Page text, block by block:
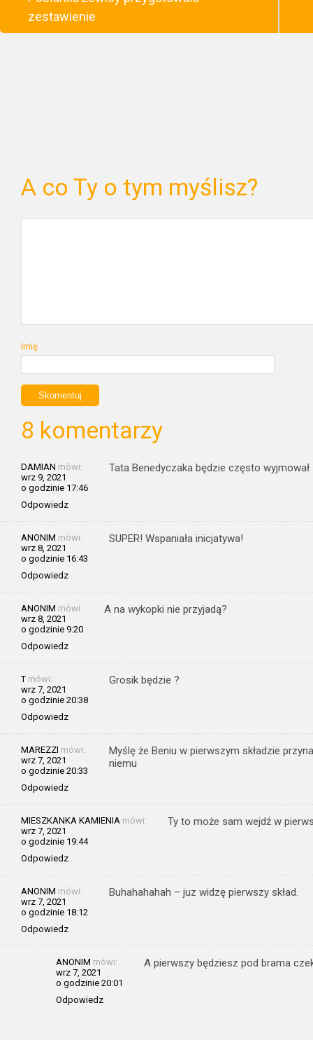
zestawienie
A co Ty o tym myślisz?
Imię
8 komentarzy
DAMIAN mówi:
wrz 9, 2021
o godzinie 17:46
Odpowiedz
Tata Benedyczaka będzie często wyjmował
ANONIM mówi:
wrz 8, 2021
o godzinie 16:43
Odpowiedz
SUPER! Wspaniała inicjatywa!
ANONIM mówi:
wrz 8, 2021
o godzinie 9:20
Odpowiedz
A na wykopki nie przyjadą?
T mówi:
wrz 7, 2021
o godzinie 20:38
Odpowiedz
Grosik będzie ?
MAREZZI mówi:
wrz 7, 2021
o godzinie 20:33
Odpowiedz
Myślę że Beniu w pierwszym składzie
niemu
MIESZKANKA KAMIENIA mówi:
wrz 7, 2021
o godzinie 19:44
Odpowiedz
Ty to może sam wejdź w
ANONIM mówi:
wrz 7, 2021
o godzinie 18:12
Odpowiedz
Buhahahahah – juz widzę pierwszy skład.
ANONIM mówi:
wrz 7, 2021
o godzinie 20:01
Odpowiedz
A pierwszy będziesz pod brama